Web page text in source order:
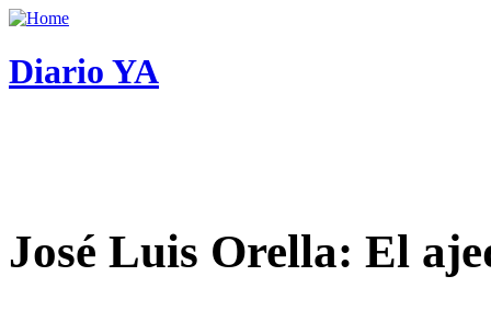
Diario YA
José Luis Orella: El